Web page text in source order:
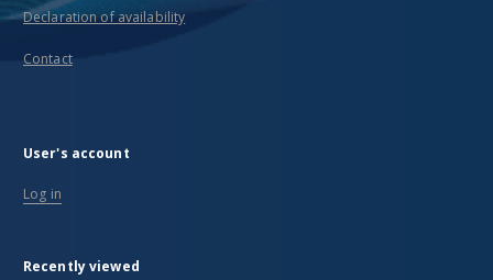
Declaration of availability
Contact
User's account
Log in
Recently viewed